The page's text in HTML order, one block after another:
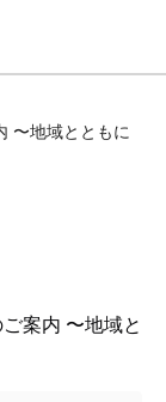
〜地域とともに
案内 〜地域と